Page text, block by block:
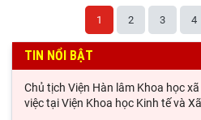
1 2 3 4
TIN NỔI BẬT
Chủ tịch Viện Hàn lâm Khoa học
việc tại Viện Khoa học Kinh tế và